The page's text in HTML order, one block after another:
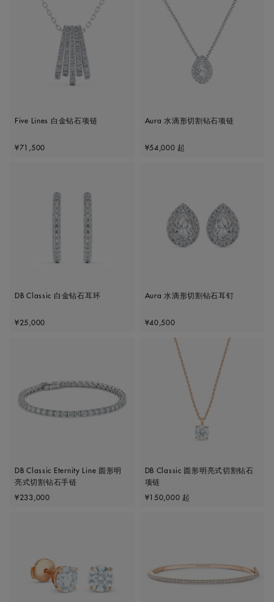
Five Lines 白金钻石项链
Original price
¥71,500
Aura 水滴形切割钻石项链
Original price
¥54,000 起
DB Classic 白金钻石耳环
Original price
¥25,000
Aura 水滴形切割钻石耳钉
Original price
¥40,500
DB Classic Eternity Line 圆形明
亮式切割钻石手链
Original price
¥233,000
DB Classic 圆形明亮式切割钻石
项链
Original price
¥150,000 起